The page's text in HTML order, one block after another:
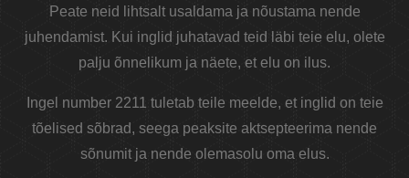
Peate neid lihtsalt usaldama ja nõustama nende
juhendamist. Kui inglid juhatavad teid läbi teie elu, olete
palju õnnelikum ja näete, et elu on ilus.
Ingel number 2211 tuletab teile meelde, et inglid on teie
tõelised sõbrad, seega peaksite aktsepteerima nende
sõnumit ja nende olemasolu oma elus.